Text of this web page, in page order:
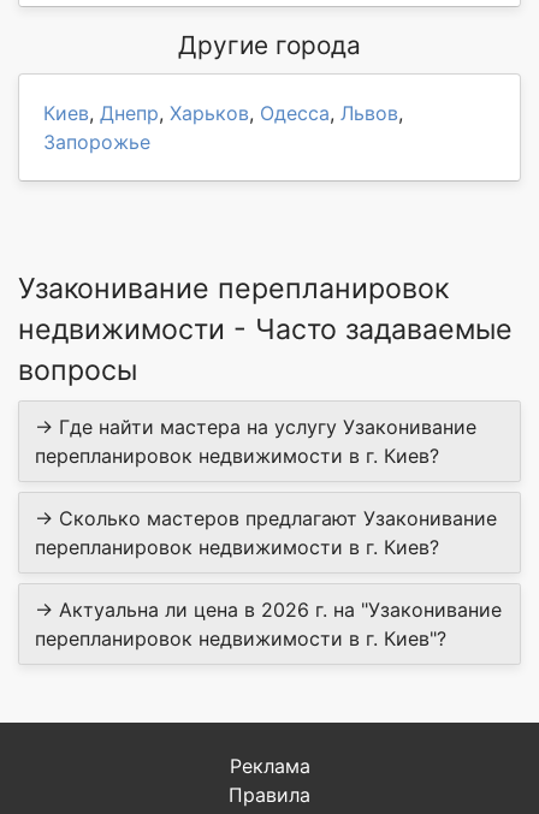
Другие города
Киев, Днепр, Харьков, Одесса, Львов,
Запорожье
Узаконивание перепланировок
недвижимости - Часто задаваемые
вопросы
→ Где найти мастера на услугу Узаконивание
перепланировок недвижимости в г. Киев?
→ Сколько мастеров предлагают Узаконивание
перепланировок недвижимости в г. Киев?
→ Актуальна ли цена в 2026 г. на "Узаконивание
перепланировок недвижимости в г. Киев"?
Реклама
Правила